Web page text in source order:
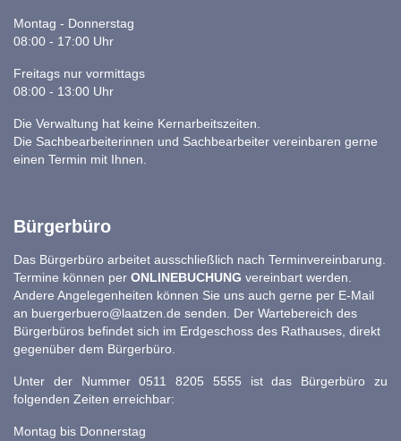
Montag - Donnerstag
08:00 - 17:00 Uhr
Freitags nur vormittags
08:00 - 13:00 Uhr
Die Verwaltung hat keine Kernarbeitszeiten.
Die Sachbearbeiterinnen und Sachbearbeiter vereinbaren gerne
einen Termin mit Ihnen.
Bürgerbüro
Das Bürgerbüro arbeitet ausschließlich nach Terminvereinbarung.
Termine können per ONLINEBUCHUNG vereinbart werden.
Andere Angelegenheiten können Sie uns auch gerne per E-Mail
an buergerbuero@laatzen.de senden. Der Wartebereich des
Bürgerbüros befindet sich im Erdgeschoss des Rathauses, direkt
gegenüber dem Bürgerbüro.
Unter der Nummer 0511 8205 5555 ist das Bürgerbüro zu
folgenden Zeiten erreichbar:
Montag bis Donnerstag